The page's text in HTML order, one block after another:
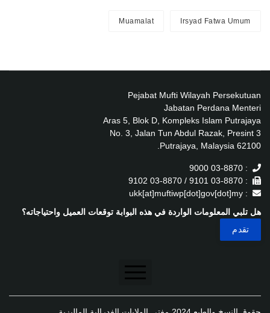
Irsyad Fatwa Umum
Muamalat
Pejabat Mufti Wilayah Persekutuan
Jabatan Perdana Menteri
Aras 5, Blok D, Kompleks Islam Putrajaya
No. 3, Jalan Tun Abdul Razak, Presint 3
62100 Putrajaya, Malaysia.
: 03-8870 9000
: 03-8870 9101 / 03-8870 9102
: ukk[at]muftiwp[dot]gov[dot]my
هل تلبي المعلومات الواردة في هذه البوابة توقعات العميل واحتياجاته؟
تنصل